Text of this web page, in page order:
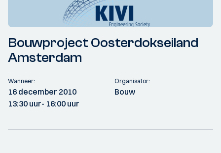
Bouwproject Oosterdokseiland
Amsterdam
Wanneer:
16 december 2010
13:30 uur- 16:00 uur
Organisator:
Bouw